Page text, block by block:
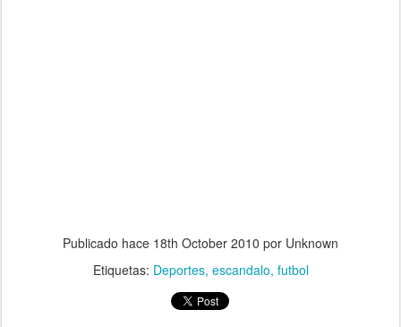
Publicado hace 18th October 2010 por Unknown
Etiquetas: Deportes escandalo futbol